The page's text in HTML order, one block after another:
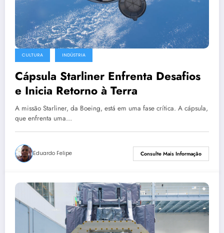
CULTURA INDÚSTRIA
Cápsula Starliner Enfrenta Desafios
e Inicia Retorno à Terra
A missão Starliner, da Boeing, está em uma fase crítica. A cápsula,
que enfrenta uma…
Eduardo Felipe Consulte Mais Informação